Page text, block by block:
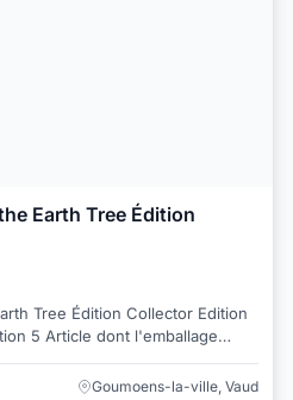
Earth Tree Édition
Édition Collector Edition
Goumoens-la-ville, Vaud